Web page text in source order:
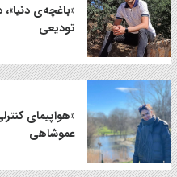
«باغچه‌ی
تودیعی
«هواپیمای
عموشاهی